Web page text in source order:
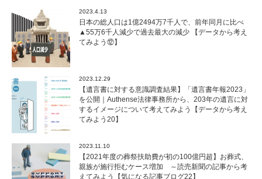
2023.4.13
日本の総人口は1億2494万7千人で、前年同月に比べ
▲55万6千人減少で過去最大の減少 【データから考え
てみよう⑫】
2023.12.29
【遺言書に対する意識調査結果】「遺言書年報2023」
を公開｜Authense法律事務所から、203年の遺言に対
するイメージについて考えてみよう【データから考え
てみよう20】
2023.11.10
【2021年度の葬祭扶助費が初の100億円超】お葬式、
親族が施行拒むケース増加 ～読売新聞の記事から考
えてみよう【気になる記事ブログ22】